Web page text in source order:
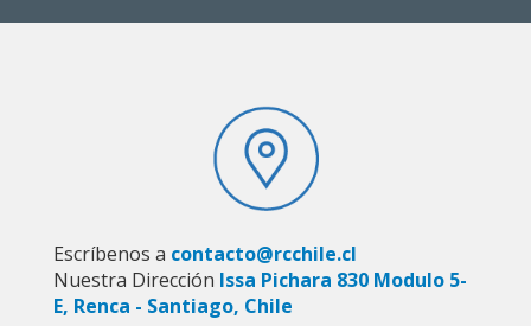
Escríbenos a contacto@rcchile.cl
Nuestra Dirección Issa Pichara 830 Modulo 5-
E, Renca - Santiago, Chile